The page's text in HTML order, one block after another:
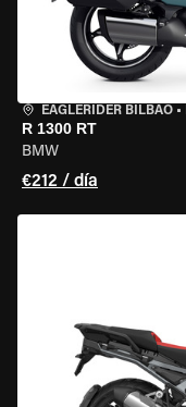
EAGLERIDER BILBAO •
R 1300 RT
BMW
€212 / día